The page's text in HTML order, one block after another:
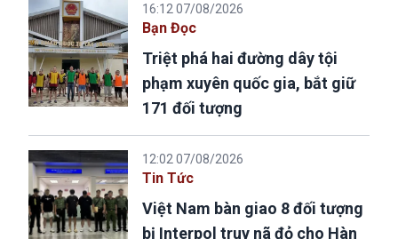
16:12 07/08/2026
Bạn Đọc
Triệt phá hai đường dây tội
phạm xuyên quốc gia, bắt giữ
171 đối tượng
12:02 07/08/2026
Tin Tức
Việt Nam bàn giao 8 đối tượng
bị Interpol truy nã đỏ cho Hàn